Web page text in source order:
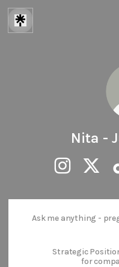
Nita -
Ask me anything -
Strategic Positioning
for